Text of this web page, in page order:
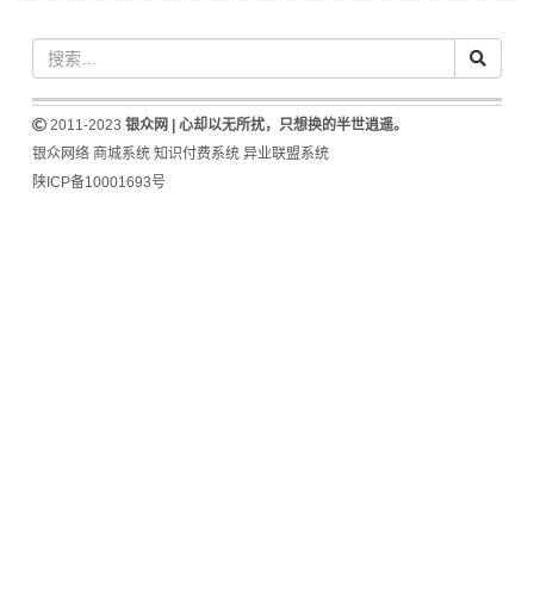
2011-2023 银众网 | 心却以无所扰，只想换的半世逍遥。
银众网络 商城系统 知识付费系统 异业联盟系统
陕ICP备10001693号